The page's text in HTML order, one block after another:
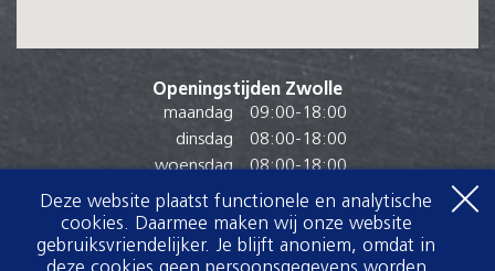
Openingstijden Zwolle
maandag
09:00-18:00
dinsdag
08:00-18:00
woensdag
08:00-18:00
donderdag
08:00-18:00
vrijdag
08:00- 19:00
zaterdag
07:30-17:00
Deze website plaatst functionele en analytische
cookies. Daarmee maken wij onze website
gebruiksvriendelijker. Je blijft anoniem, omdat in